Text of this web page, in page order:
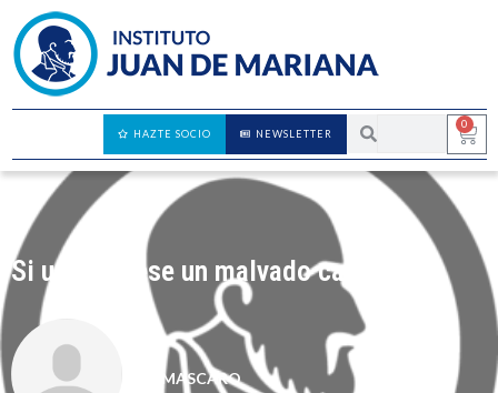
0
NEWSLETTER
HAZTE SOCIO
Si usted fuese un malvado capitalista
AMASCARO